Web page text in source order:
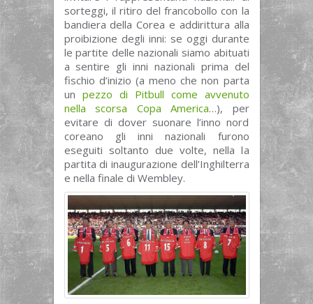
sorteggi, il ritiro del francobollo con la
bandiera della Corea e addirittura alla
proibizione degli inni: se oggi durante
le partite delle nazionali siamo abituati
a sentire gli inni nazionali prima del
fischio d’inizio (a meno che non parta
un pezzo di Pitbull come avvenuto
nella scorsa Copa America…), per
evitare di dover suonare l’inno nord
coreano gli inni nazionali furono
eseguiti soltanto due volte, nella la
partita di inaugurazione dell’Inghilterra
e nella finale di Wembley.